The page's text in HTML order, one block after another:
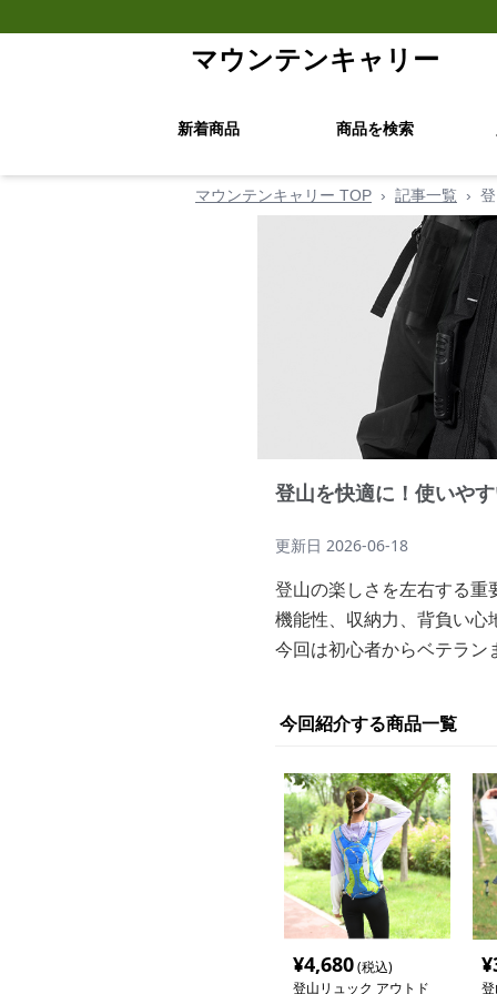
マウンテンキャリー
新着商品 商品を検索
マウンテンキャリー TOP › 記事一覧 ›
登山を快適に！使いや
更新日 2026-06-18
登山の楽しさを左右する
機能性、収納力、背負い
今回は初心者からベテラ
今回紹介する商品一覧
¥4,680(税込)
登山リュック アウトド
¥